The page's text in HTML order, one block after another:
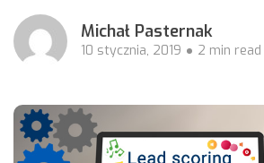
Michał Pasternak
10 stycznia, 2019 2 min read